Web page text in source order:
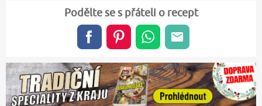
Podělte se s přáteli o recept